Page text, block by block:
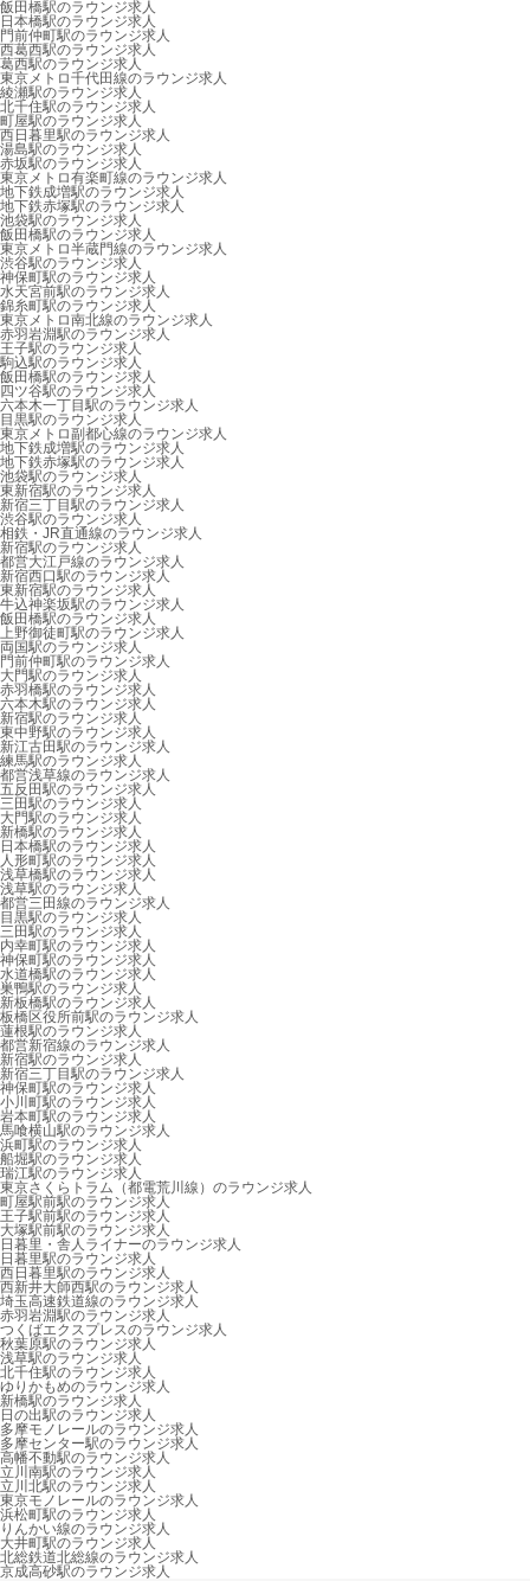
飯田橋駅のラウンジ求人
日本橋駅のラウンジ求人
門前仲町駅のラウンジ求人
西葛西駅のラウンジ求人
葛西駅のラウンジ求人
東京メトロ千代田線のラウンジ求人
綾瀬駅のラウンジ求人
北千住駅のラウンジ求人
町屋駅のラウンジ求人
西日暮里駅のラウンジ求人
湯島駅のラウンジ求人
赤坂駅のラウンジ求人
東京メトロ有楽町線のラウンジ求人
地下鉄成増駅のラウンジ求人
地下鉄赤塚駅のラウンジ求人
池袋駅のラウンジ求人
飯田橋駅のラウンジ求人
東京メトロ半蔵門線のラウンジ求人
渋谷駅のラウンジ求人
神保町駅のラウンジ求人
水天宮前駅のラウンジ求人
錦糸町駅のラウンジ求人
東京メトロ南北線のラウンジ求人
赤羽岩淵駅のラウンジ求人
王子駅のラウンジ求人
駒込駅のラウンジ求人
飯田橋駅のラウンジ求人
四ツ谷駅のラウンジ求人
六本木一丁目駅のラウンジ求人
目黒駅のラウンジ求人
東京メトロ副都心線のラウンジ求人
地下鉄成増駅のラウンジ求人
地下鉄赤塚駅のラウンジ求人
池袋駅のラウンジ求人
東新宿駅のラウンジ求人
新宿三丁目駅のラウンジ求人
渋谷駅のラウンジ求人
相鉄・JR直通線のラウンジ求人
新宿駅のラウンジ求人
都営大江戸線のラウンジ求人
新宿西口駅のラウンジ求人
東新宿駅のラウンジ求人
牛込神楽坂駅のラウンジ求人
飯田橋駅のラウンジ求人
上野御徒町駅のラウンジ求人
両国駅のラウンジ求人
門前仲町駅のラウンジ求人
大門駅のラウンジ求人
赤羽橋駅のラウンジ求人
六本木駅のラウンジ求人
新宿駅のラウンジ求人
東中野駅のラウンジ求人
新江古田駅のラウンジ求人
練馬駅のラウンジ求人
都営浅草線のラウンジ求人
五反田駅のラウンジ求人
三田駅のラウンジ求人
大門駅のラウンジ求人
新橋駅のラウンジ求人
日本橋駅のラウンジ求人
人形町駅のラウンジ求人
浅草橋駅のラウンジ求人
浅草駅のラウンジ求人
都営三田線のラウンジ求人
目黒駅のラウンジ求人
三田駅のラウンジ求人
内幸町駅のラウンジ求人
神保町駅のラウンジ求人
水道橋駅のラウンジ求人
巣鴨駅のラウンジ求人
新板橋駅のラウンジ求人
板橋区役所前駅のラウンジ求人
蓮根駅のラウンジ求人
都営新宿線のラウンジ求人
新宿駅のラウンジ求人
新宿三丁目駅のラウンジ求人
神保町駅のラウンジ求人
小川町駅のラウンジ求人
岩本町駅のラウンジ求人
馬喰横山駅のラウンジ求人
浜町駅のラウンジ求人
船堀駅のラウンジ求人
瑞江駅のラウンジ求人
東京さくらトラム（都電荒川線）のラウンジ求人
町屋駅前駅のラウンジ求人
王子駅前駅のラウンジ求人
大塚駅前駅のラウンジ求人
日暮里・舎人ライナーのラウンジ求人
日暮里駅のラウンジ求人
西日暮里駅のラウンジ求人
西新井大師西駅のラウンジ求人
埼玉高速鉄道線のラウンジ求人
赤羽岩淵駅のラウンジ求人
つくばエクスプレスのラウンジ求人
秋葉原駅のラウンジ求人
浅草駅のラウンジ求人
北千住駅のラウンジ求人
ゆりかもめのラウンジ求人
新橋駅のラウンジ求人
日の出駅のラウンジ求人
多摩モノレールのラウンジ求人
多摩センター駅のラウンジ求人
高幡不動駅のラウンジ求人
立川南駅のラウンジ求人
立川北駅のラウンジ求人
東京モノレールのラウンジ求人
浜松町駅のラウンジ求人
りんかい線のラウンジ求人
大井町駅のラウンジ求人
北総鉄道北総線のラウンジ求人
京成高砂駅のラウンジ求人